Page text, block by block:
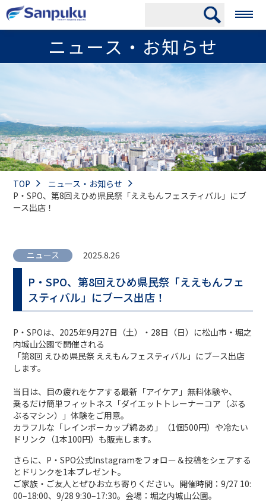
ニュース・お知らせ
TOP
ニュース・お知らせ
P・SPO、第8回えひめ県民祭「ええもんフェスティバル」にブ
ース出店！
ニュース 2025.8.26
P・SPO、第8回えひめ県民祭「ええもんフェ
スティバル」にブース出店！
P・SPOは、2025年9月27日（土）・28日（日）に松山市・堀之
内城山公園で開催される
「第8回 えひめ県民祭 ええもんフェスティバル」にブース出店
します。
当日は、目の疲れをケアする最新「アイケア」無料体験や、
乗るだけ簡単フィットネス「ダイエットトレーナーコア（ぶる
ぶるマシン）」体験をご用意。
カラフルな「レインボーカップ綿あめ」（1個500円）や冷たい
ドリンク（1本100円）も販売します。
さらに、P・SPO公式Instagramをフォロー＆投稿をシェアする
とドリンクを1本プレゼント。
ご家族・ご友人とぜひお立ち寄りください。開催時間：9/27 10:
00–18:00、9/28 9:30–17:30。会場：堀之内城山公園。